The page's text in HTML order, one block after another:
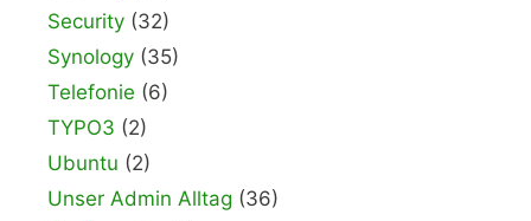
Security (32)
Synology (35)
Telefonie (6)
TYPO3 (2)
Ubuntu (2)
Unser Admin Alltag (36)